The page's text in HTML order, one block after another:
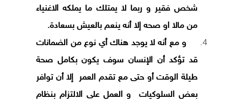
شخص فقير و ربما لا يمتلك ما يملكه الاغنياء
من مالا او صحه إلا أنه ينعم بالعيش بسعادة.
و مع أنه لا يوجد هناك أي نوع من الضمانات
قد تؤكد أن الإنسان سوف يكون بكامل صحة
طيلة الوقت أو حتى مع تقدم العمر إلا أن توافر
بعض السلوكيات و العمل على الالتزام بنظام